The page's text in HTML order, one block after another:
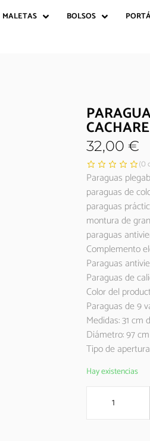
MALETAS BOLSOS
32,00 €
(0
Paraguas
paraguas de
paraguas
montura de
paraguas
Complemento
Paraguas
Paraguas de
Color del
Paraguas de 9
Medidas: 31 cm
Diámetro: 97 cm
Tipo de
Hay existencias